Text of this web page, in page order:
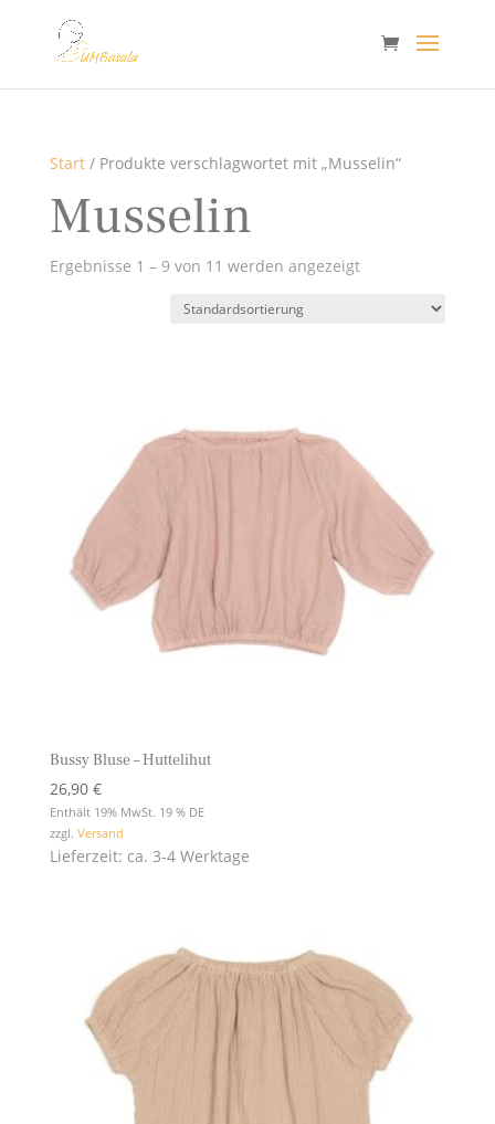
Start/ Produkte verschlagwortet mit „Musselin“
Musselin
Ergebnisse 1 – 9 von 11 werden angezeigt
Bussy Bluse – Huttelihut
26,90 €
Enthält 19% MwSt. 19 % DE
zzgl. Versand
Lieferzeit: ca. 3-4 Werktage